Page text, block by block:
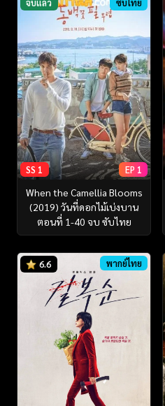
จบแล้ว ซับไทย
SS 1 EP 1
When the Camellia Blooms
(2019) วันที่ดอกไม้เบ่งบาน
ตอนที่ 1-40 จบ ซับไทย
6.6 พากย์ไทย